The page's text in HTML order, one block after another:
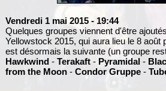
Vendredi 1 mai 2015 - 19:44
Quelques groupes viennent d'être
Yellowstock 2015, qui aura lieu le 8 août
est désormais la suivante (un groupe
Hawkwind- Terakaft- Pyramidal-
from the Moon- Condor Gruppe-